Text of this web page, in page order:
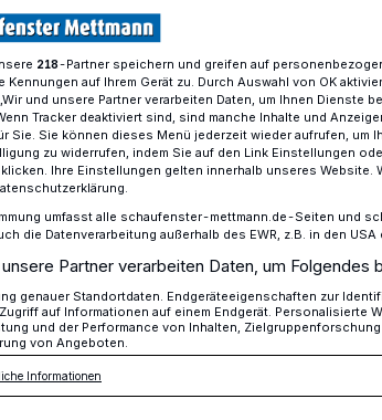
im Einzelhandel
Gute im
Energie, Kaufkraftabfluss – die
leicht. Die Mettmanner
erzählt im Interview von
ihnen begegnet und wie sie dabei
218-Partner speichern und greifen auf
Kennungen auf Ihrem Gerät zu. Durch Auswahl von OK
und unsere Partner verarbeiten Daten, um Ihnen Dienste
Tracker deaktiviert sind, sind manche Inhalte und
Sie. Sie können dieses Menü jederzeit wieder aufrufen, um
zu widerrufen, indem Sie auf den Link Einstellungen
Ihre Einstellungen gelten innerhalb unseres Website.
umfasst alle schaufenster-mettmann.de-Seiten und
die Datenverarbeitung außerhalb des EWR, z.B. in den USA
Partner verarbeiten Daten, um Folgendes
genauer Standortdaten. Endgeräteeigenschaften zur
auf Informationen auf einem Endgerät. Personalisierte
und der Performance von Inhalten,
von Angeboten.
Informationen